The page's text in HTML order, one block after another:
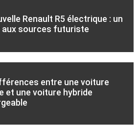
Renault R5 électrique : un
sources futuriste
entre une voiture
et une voiture hybride